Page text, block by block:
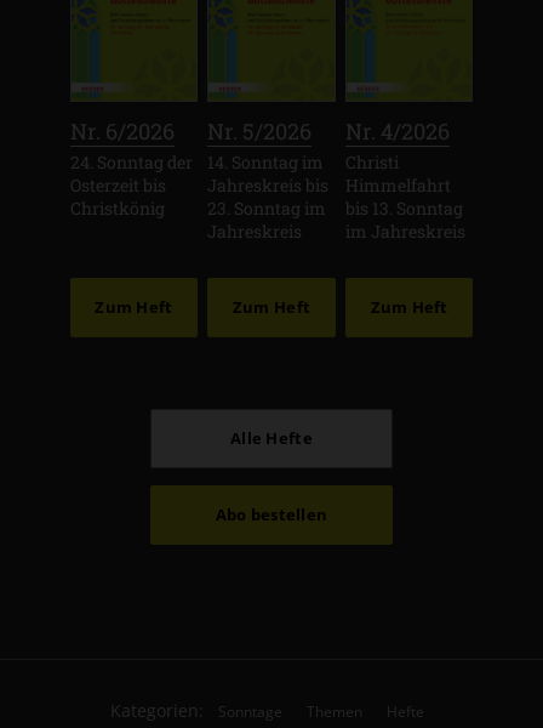
Nr. 6/2026
24. Sonntag der
Osterzeit bis
Christkönig
Zum Heft
Nr. 5/2026
14. Sonntag im
Jahreskreis bis
23. Sonntag im
Jahreskreis
Zum Heft
Nr. 4/2026
Christi
Himmelfahrt
bis 13. Sonntag
im Jahreskreis
Zum Heft
Alle Hefte
Abo bestellen
Kategorien: Sonntage Themen Hefte